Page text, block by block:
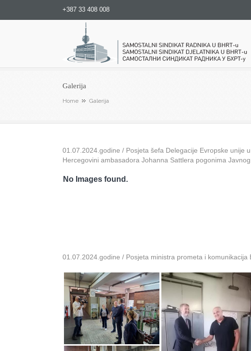
+387 33 408 008
Samostalni sindikat radnika u BHRT-u
Galerija
Home Galerija
01.07.2024.godine / Posjeta šefa Delegacije Evropske unije
Hercegovini ambasadora Johanna Sattlera pogonima
No Images found.
01.07.2024.godine / Posjeta ministra prometa i